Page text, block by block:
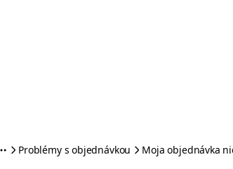
Problémy s objednávkou Moja objednávka